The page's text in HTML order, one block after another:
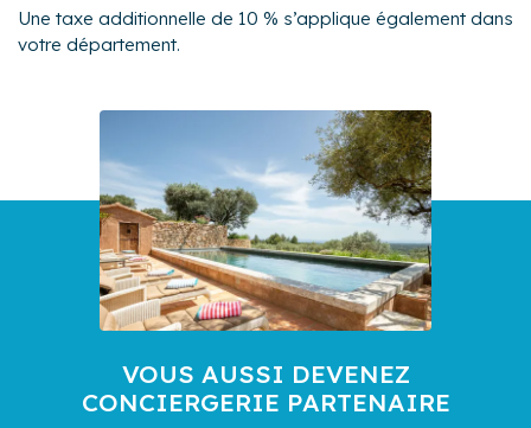
Une taxe additionnelle de 10 % s’applique également dans
votre département.
VOUS AUSSI DEVENEZ
CONCIERGERIE PARTENAIRE